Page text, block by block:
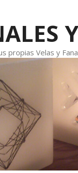
propias Velas y